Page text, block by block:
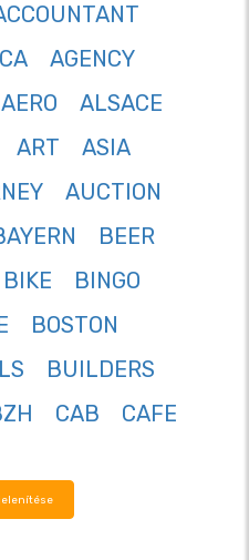
AGENCY
ALSACE
ART
ASIA
AUCTION
BEER
BIKE
BINGO
BOSTON
BUILDERS
CAB
CAFE